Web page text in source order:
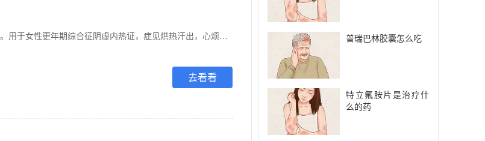
【功能主治】 清虚热，滋肝肾，宁心养神。用于女性更年期综合征阴虚内热证，症见烘热汗出，心烦易怒，手足心热，失眠多梦，腰膝酸软，口干，便秘等症。
去看看
普瑞巴林胶囊怎么吃
特立氟胺片是治疗什
么的药